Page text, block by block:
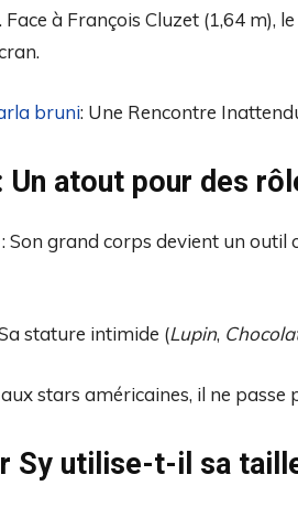
à François Cluzet (1,64 m),
bruni: Une Rencontre
Un atout pour des
: Son grand corps devient un outil
stature intimide (Lupin,
aux stars américaines, il ne passe
Sy utilise-t-il sa